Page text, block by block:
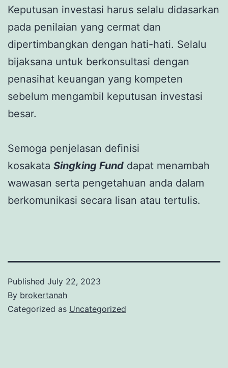
Keputusan investasi harus selalu didasarkan
pada penilaian yang cermat dan
dipertimbangkan dengan hati-hati. Selalu
bijaksana untuk berkonsultasi dengan
penasihat keuangan yang kompeten
sebelum mengambil keputusan investasi
besar.
Semoga penjelasan definisi
kosakata Singking Fund dapat menambah
wawasan serta pengetahuan anda dalam
berkomunikasi secara lisan atau tertulis.
Published July 22, 2023
By brokertanah
Categorized as Uncategorized